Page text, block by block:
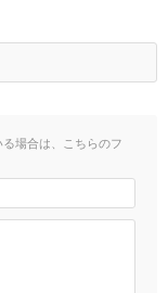
場合は、こちらのフ